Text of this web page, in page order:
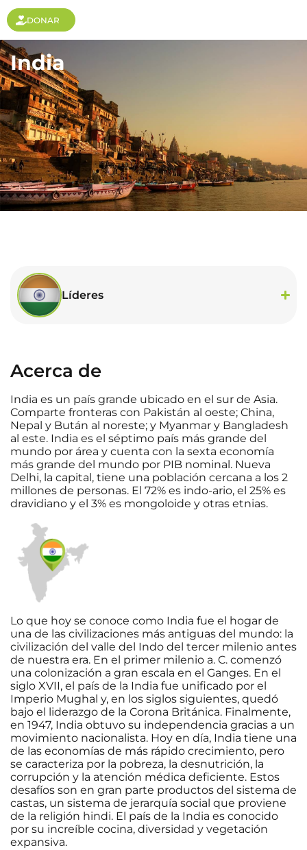
DONAR
India
Líderes
Acerca de
India es un país grande ubicado en el sur de Asia.
Comparte fronteras con Pakistán al oeste; China,
Nepal y Bután al noreste; y Myanmar y Bangladesh
al este. India es el séptimo país más grande del
mundo por área y cuenta con la sexta economía
más grande del mundo por PIB nominal. Nueva
Delhi, la capital, tiene una población cercana a los 2
millones de personas. El 72% es indo-ario, el 25% es
dravidiano y el 3% es mongoloide y otras etnias.
Lo que hoy se conoce como India fue el hogar de
una de las civilizaciones más antiguas del mundo: la
civilización del valle del Indo del tercer milenio antes
de nuestra era. En el primer milenio a. C. comenzó
una colonización a gran escala en el Ganges. En el
siglo XVII, el país de la India fue unificado por el
Imperio Mughal y, en los siglos siguientes, quedó
bajo el liderazgo de la Corona Británica. Finalmente,
en 1947, India obtuvo su independencia gracias a un
movimiento nacionalista. Hoy en día, India tiene una
de las economías de más rápido crecimiento, pero
se caracteriza por la pobreza, la desnutrición, la
corrupción y la atención médica deficiente. Estos
desafíos son en gran parte productos del sistema de
castas, un sistema de jerarquía social que proviene
de la religión hindi. El país de la India es conocido
por su increíble cocina, diversidad y vegetación
expansiva.